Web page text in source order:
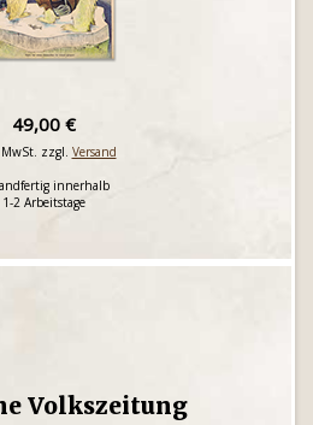
49,00 €
zzgl. Versand
innerhalb
1-2 Arbeitstage
Volkszeitung